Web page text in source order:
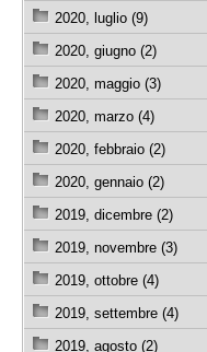
2020, luglio (9)
2020, giugno (2)
2020, maggio (3)
2020, marzo (4)
2020, febbraio (2)
2020, gennaio (2)
2019, dicembre (2)
2019, novembre (3)
2019, ottobre (4)
2019, settembre (4)
2019, agosto (2)